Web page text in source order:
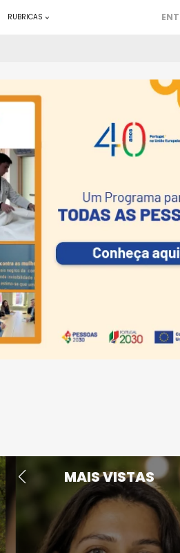
RUBRICAS
MAIS VISTAS